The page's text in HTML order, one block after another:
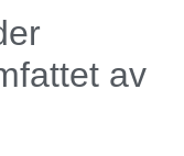
av